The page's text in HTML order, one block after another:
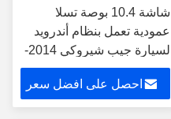
شاشة 10.4 بوصة تسلا
عمودية تعمل بنظام أندرويد
لسيارة جيب شيروكي 2014-
2020 نظام ستيريو متعدد
الوسائط للسيارة مشغل
GPS Carplay
احصل على افضل سعر